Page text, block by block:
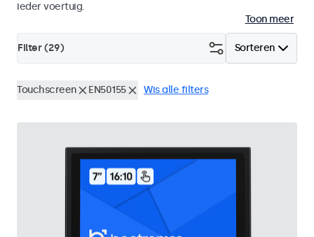
ieder voertuig.
Toon meer
Sorteren
Filter (29)
Touchscreen EN50155 Wis alle filters